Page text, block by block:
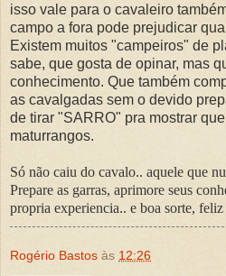
isso vale para o cavaleiro
campo a fora pode prejudicar
Existem muitos "campeiros" de
sabe, que gosta de opinar, mas
conhecimento. Que também
as cavalgadas sem o devido
de tirar "SARRO" pra mostrar
maturrangos.
Só não caiu do cavalo.. aquele que
Prepare as garras, aprimore seus
propria experiencia.. e boa sorte, feliz
Rogério Bastos às 12:26